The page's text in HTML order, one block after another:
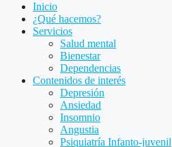
Inicio
¿Qué hacemos?
Servicios
Salud mental
Bienestar
Dependencias
Contenidos de interés
Depresión
Ansiedad
Insomnio
Angustia
Psiquiatría Infanto-juvenil